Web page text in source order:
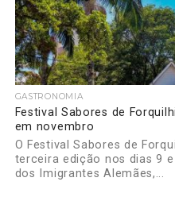
GASTRONOMIA
Festival Sabores de
em novembro
O Festival Sabores de
terceira edição nos dias 9
dos Imigrantes Alemães,...